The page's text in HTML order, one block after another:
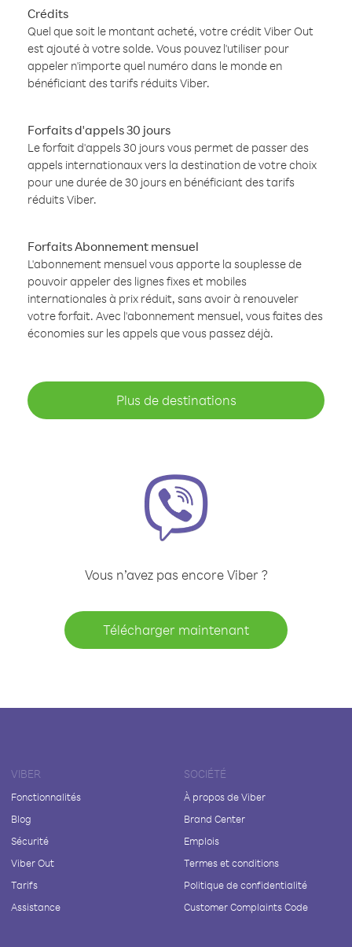
Crédits
Quel que soit le montant acheté, votre crédit Viber Out
est ajouté à votre solde. Vous pouvez l'utiliser pour
appeler n'importe quel numéro dans le monde en
bénéficiant des tarifs réduits Viber.
Forfaits d'appels 30 jours
Le forfait d'appels 30 jours vous permet de passer des
appels internationaux vers la destination de votre choix
pour une durée de 30 jours en bénéficiant des tarifs
réduits Viber.
Forfaits Abonnement mensuel
L'abonnement mensuel vous apporte la souplesse de
pouvoir appeler des lignes fixes et mobiles
internationales à prix réduit, sans avoir à renouveler
votre forfait. Avec l'abonnement mensuel, vous faites des
économies sur les appels que vous passez déjà.
Plus de destinations
Vous n’avez pas encore Viber ?
Télécharger maintenant
VIBER
Fonctionnalités
Blog
Sécurité
Viber Out
Tarifs
Assistance
SOCIÉTÉ
À propos de Viber
Brand Center
Emplois
Termes et conditions
Politique de confidentialité
Customer Complaints Code